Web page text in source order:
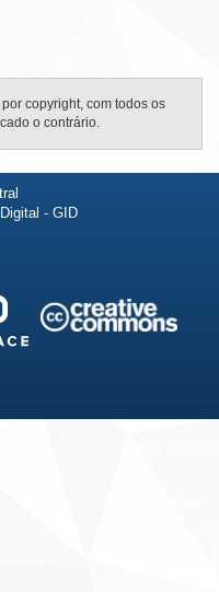
copyright, com todos os
o contrário.
- GID